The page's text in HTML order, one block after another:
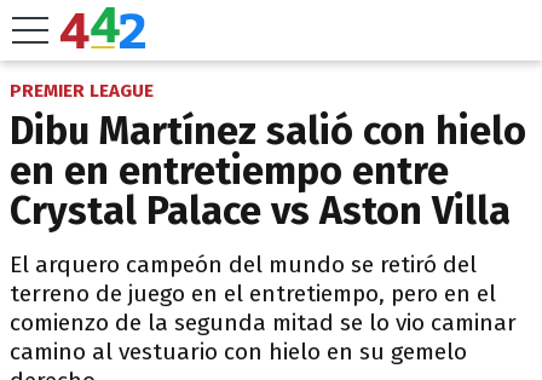
PREMIER LEAGUE
Dibu Martínez salió con hielo
en en entretiempo entre
Crystal Palace vs Aston Villa
El arquero campeón del mundo se retiró del
terreno de juego en el entretiempo, pero en el
comienzo de la segunda mitad se lo vio caminar
camino al vestuario con hielo en su gemelo